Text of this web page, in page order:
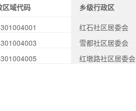
区域代码 乡级行政区
红石社区居委会
雪都社区居委会
红墩路社区居委会